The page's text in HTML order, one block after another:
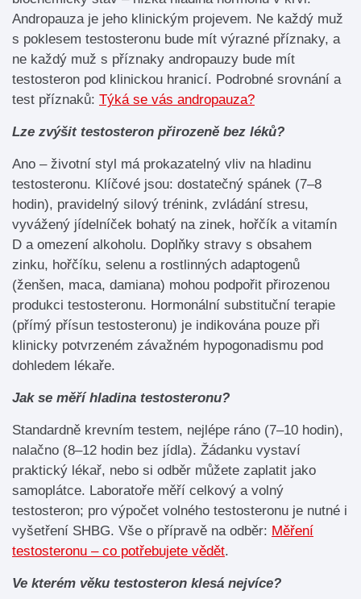
Andropauza je jeho klinickým projevem. Ne každý muž
s poklesem testosteronu bude mít výrazné příznaky, a
ne každý muž s příznaky andropauzy bude mít
testosteron pod klinickou hranicí. Podrobné srovnání a
test příznaků: Týká se vás andropauza?
Lze zvýšit testosteron přirozeně bez léků?
Ano – životní styl má prokazatelný vliv na hladinu
testosteronu. Klíčové jsou: dostatečný spánek (7–8
hodin), pravidelný silový trénink, zvládání stresu,
vyvážený jídelníček bohatý na zinek, hořčík a vitamín
D a omezení alkoholu. Doplňky stravy s obsahem
zinku, hořčíku, selenu a rostlinných adaptogenů
(ženšen, maca, damiana) mohou podpořit přirozenou
produkci testosteronu. Hormonální substituční terapie
(přímý přísun testosteronu) je indikována pouze při
klinicky potvrzeném závažném hypogonadismu pod
dohledem lékaře.
Jak se měří hladina testosteronu?
Standardně krevním testem, nejlépe ráno (7–10 hodin),
nalačno (8–12 hodin bez jídla). Žádanku vystaví
praktický lékař, nebo si odběr můžete zaplatit jako
samoplátce. Laboratoře měří celkový a volný
testosteron; pro výpočet volného testosteronu je nutné i
vyšetření SHBG. Vše o přípravě na odběr: Měření
testosteronu – co potřebujete vědět.
Ve kterém věku testosteron klesá nejvíce?